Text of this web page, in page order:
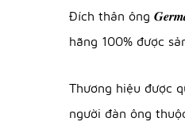
Đích thân ông
hãng 100% được
Thương hiệu được
người đàn ông